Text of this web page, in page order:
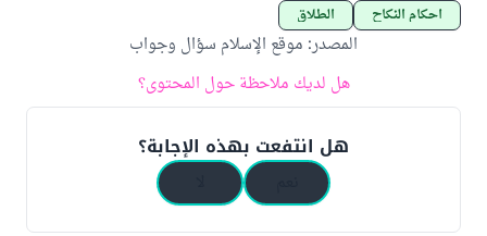
أحكام النكاح الطلاق
المصدر: موقع الإسلام سؤال وجواب
هل لديك ملاحظة حول المحتوى؟
هل انتفعت بهذه الإجابة؟